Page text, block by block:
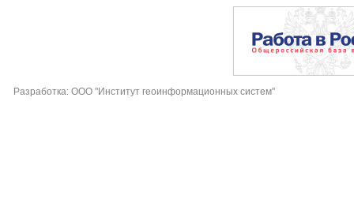
Разработка: ООО "Институт геоинформационных систем"